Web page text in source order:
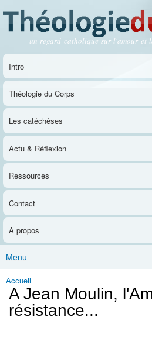
contenu
principal
Théologie du Corps
un regard catholique sur l'amour et
Menu principal
Intro
Théologie du Corps
Les catéchèses
Actu & Réflexion
Ressources
Contact
A propos
Menu
Vous êtes ici
Accueil
A Jean Moulin,
résistance...